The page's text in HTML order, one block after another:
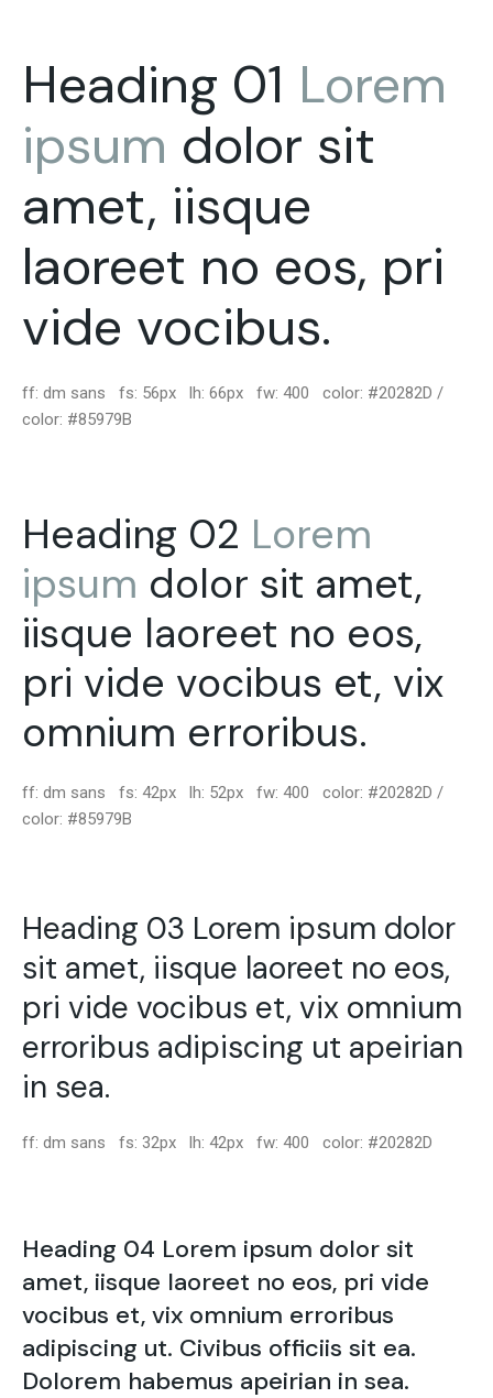
Heading 01 Lorem
ipsum dolor sit
amet, iisque
laoreet no eos, pri
vide vocibus.
ff: dm sans fs: 56px lh: 66px fw: 400 color: #20282D /
color: #85979B
Heading 02 Lorem
ipsum dolor sit amet,
iisque laoreet no eos,
pri vide vocibus et, vix
omnium erroribus.
ff: dm sans fs: 42px lh: 52px fw: 400 color: #20282D /
color: #85979B
Heading 03 Lorem ipsum dolor
sit amet, iisque laoreet no eos,
pri vide vocibus et, vix omnium
erroribus adipiscing ut apeirian
in sea.
ff: dm sans fs: 32px lh: 42px fw: 400 color: #20282D
Heading 04 Lorem ipsum dolor sit
amet, iisque laoreet no eos, pri vide
vocibus et, vix omnium erroribus
adipiscing ut. Civibus officiis sit ea.
Dolorem habemus apeirian in sea.